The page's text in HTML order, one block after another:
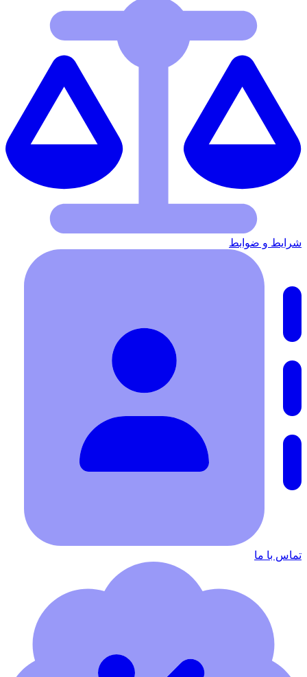
شرایط‌ و ضوابط
تماس با ما